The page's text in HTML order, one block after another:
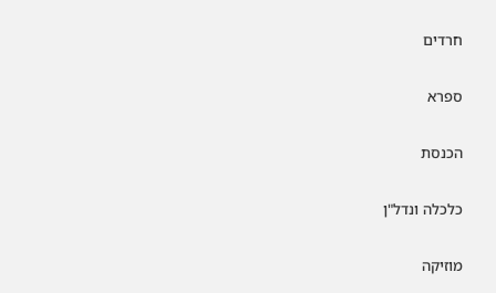
חרדים
ספרא
הכנסת
כלכלה ונדל"ן
מוזיקה